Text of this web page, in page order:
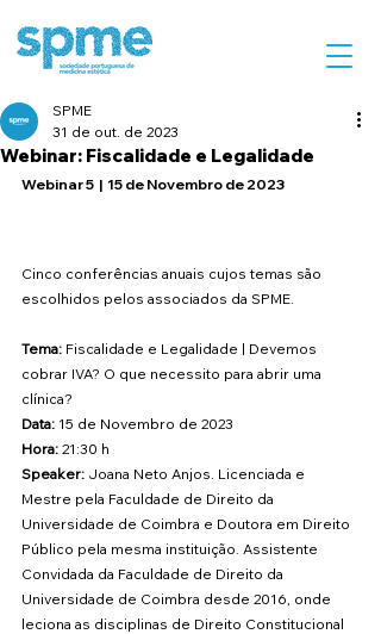
Webinar: Fiscalidade e Legalidade
SPME
31 de out. de 2023
Webinar 5  | 15 de Novembro de 2023
Cinco conferências anuais cujos temas são
escolhidos pelos associados da SPME.
Tema: Fiscalidade e Legalidade | Devemos
cobrar IVA? O que necessito para abrir uma
clínica?
Data: 15 de Novembro de 2023
Hora: 21:30 h
Speaker: Joana Neto Anjos. Licenciada e
Mestre pela Faculdade de Direito da
Universidade de Coimbra e Doutora em Direito
Público pela mesma instituição. Assistente
Convidada da Faculdade de Direito da
Universidade de Coimbra desde 2016, onde
leciona as disciplinas de Direito Constitucional